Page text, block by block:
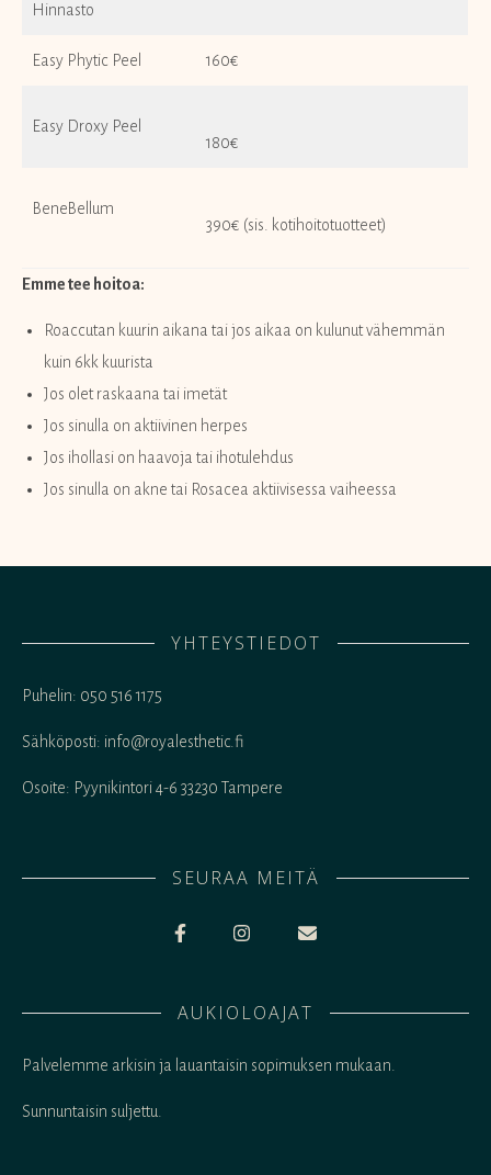
Hinnasto
Easy Phytic Peel 160€
Easy Droxy Peel
180€
BeneBellum
390€ (sis. kotihoitotuotteet)
Emme tee hoitoa:
Roaccutan kuurin aikana tai jos aikaa on kulunut vähemmän
kuin 6kk kuurista
Jos olet raskaana tai imetät
Jos sinulla on aktiivinen herpes
Jos ihollasi on haavoja tai ihotulehdus
Jos sinulla on akne tai Rosacea aktiivisessa vaiheessa
YHTEYSTIEDOT
Puhelin: 050 516 1175
Sähköposti: info@royalesthetic.fi
Osoite: Pyynikintori 4-6 33230 Tampere
SEURAA MEITÄ
AUKIOLOAJAT
Palvelemme arkisin ja lauantaisin sopimuksen mukaan.
Sunnuntaisin suljettu.